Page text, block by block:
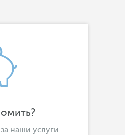
наши услуги -